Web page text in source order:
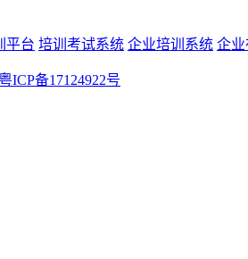
平台 培训考试系统 企业培训系统 企业
粤ICP备17124922号